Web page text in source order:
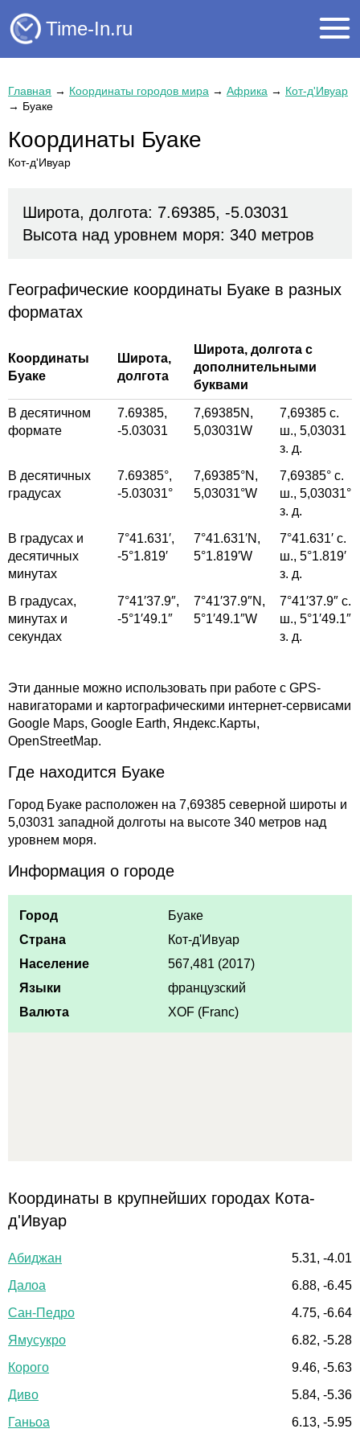
Time-In.ru
Главная → Координаты городов мира → Африка → Кот-д'Ивуар
→ Буаке
Координаты Буаке
Кот-д'Ивуар
Широта, долгота: 7.69385, -5.03031
Высота над уровнем моря: 340 метров
Географические координаты Буаке в разных
форматах
Координаты
Буаке
Широта,
долгота
Широта, долгота с
дополнительными
буквами
В десятичном
формате
7.69385,
-5.03031
7,69385N,
5,03031W
7,69385 с.
ш., 5,03031
з. д.
В десятичных
градусах
7.69385°,
-5.03031°
7,69385°N,
5,03031°W
7,69385° с.
ш., 5,03031°
з. д.
В градусах и
десятичных
минутах
7°41.631′,
-5°1.819′
7°41.631′N,
5°1.819′W
7°41.631′ с.
ш., 5°1.819′
з. д.
В градусах,
минутах и
секундах
7°41′37.9″,
-5°1′49.1″
7°41′37.9″N,
5°1′49.1″W
7°41′37.9″ с.
ш., 5°1′49.1″
з. д.
Эти данные можно использовать при работе с GPS-
навигаторами и картографическими интернет-сервисами
Google Maps, Google Earth, Яндекс.Карты,
OpenStreetMap.
Где находится Буаке
Город Буаке расположен на 7,69385 северной широты и
5,03031 западной долготы на высоте 340 метров над
уровнем моря.
Информация о городе
Город
Буаке
Страна
Кот-д'Ивуар
Население
567,481 (2017)
Языки
французский
Валюта
XOF (Franc)
Координаты в крупнейших городах Кота-
д'Ивуар
Абиджан
5.31, -4.01
Далоа
6.88, -6.45
Сан-Педро
4.75, -6.64
Ямусукро
6.82, -5.28
Корого
9.46, -5.63
Диво
5.84, -5.36
Ганьоа
6.13, -5.95